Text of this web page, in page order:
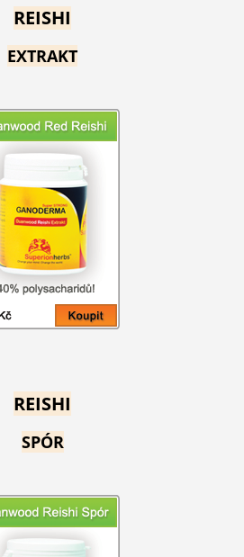
REISHI
EXTRAKT
REISHI
SPÓR